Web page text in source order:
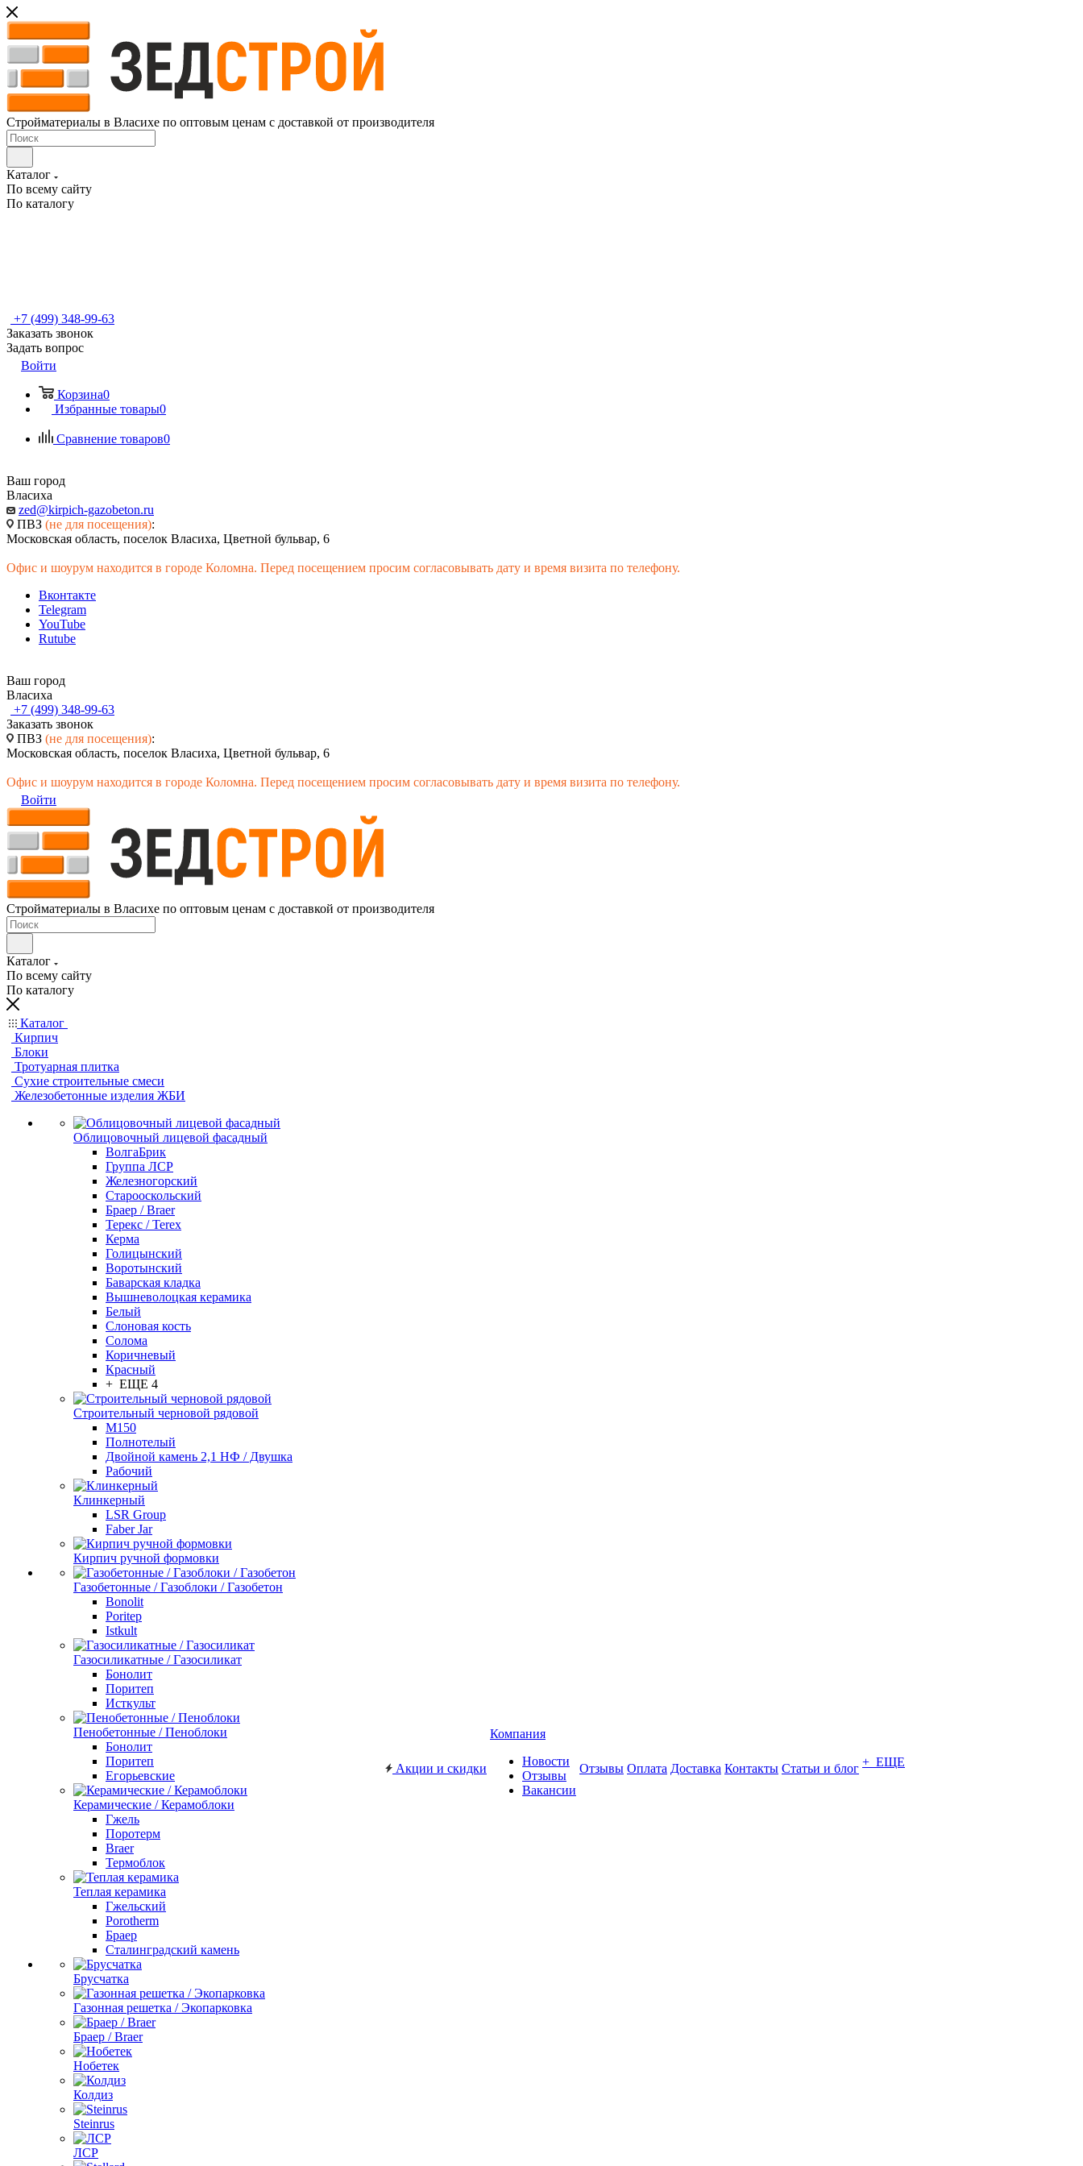
Стройматериалы в Власихе по оптовым ценам с доставкой от производителя
Каталог
По всему сайту
По каталогу
+7 (499) 348-99-63
Заказать звонок
Задать вопрос
Войти
Корзина0
Избранные товары0
Сравнение товаров0
Ваш город
Власиха
zed@kirpich-gazobeton.ru
ПВЗ (не для посещения):
Московская область, поселок Власиха, Цветной бульвар, 6
Офис и шоурум находится в городе Коломна. Перед посещением просим согласовывать дату и время визита по телефону.
Вконтакте
Telegram
YouTube
Rutube
Ваш город
Власиха
+7 (499) 348-99-63
Заказать звонок
ПВЗ (не для посещения):
Московская область, поселок Власиха, Цветной бульвар, 6
Офис и шоурум находится в городе Коломна. Перед посещением просим согласовывать дату и время визита по телефону.
Войти
Стройматериалы в Власихе по оптовым ценам с доставкой от производителя
Каталог
По всему сайту
По каталогу
Каталог
Кирпич
Блоки
Тротуарная плитка
Сухие строительные смеси
Железобетонные изделия ЖБИ
Облицовочный лицевой фасадный
ВолгаБрик
Группа ЛСР
Железногорский
Старооскольский
Браер / Braer
Терекс / Terex
Керма
Голицынский
Воротынский
Баварская кладка
Вышневолоцкая керамика
Белый
Слоновая кость
Солома
Коричневый
Красный
+ ЕЩЕ 4
Строительный черновой рядовой
М150
Полнотелый
Двойной камень 2,1 НФ / Двушка
Рабочий
Клинкерный
LSR Group
Faber Jar
Кирпич ручной формовки
Газобетонные / Газоблоки / Газобетон
Bonolit
Poritep
Istkult
Газосиликатные / Газосиликат
Бонолит
Поритеп
Исткульт
Пенобетонные / Пеноблоки
Бонолит
Поритеп
Егорьевские
Керамические / Керамоблоки
Гжель
Поротерм
Braer
Термоблок
Теплая керамика
Гжельский
Porotherm
Браер
Сталинградский камень
Брусчатка
Газонная решетка / Экопарковка
Браер / Braer
Нобетек
Колдиз
Steinrus
ЛСР
Акции и скидки
Компания
Новости
Отзывы
Вакансии
Отзывы Оплата Доставка Контакты Статьи и блог + ЕЩЕ